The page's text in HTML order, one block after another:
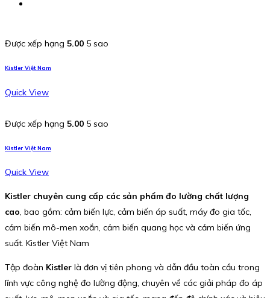
Được xếp hạng 5.00 5 sao
Kistler Việt Nam
Quick View
Được xếp hạng 5.00 5 sao
Kistler Việt Nam
Quick View
Kistler chuyên cung cấp các sản phẩm đo lường chất lượng
cao, bao gồm: cảm biến lực, cảm biến áp suất, máy đo gia tốc,
cảm biến mô-men xoắn, cảm biến quang học và cảm biến ứng
suất. Kistler Việt Nam
Tập đoàn Kistler là đơn vị tiên phong và dẫn đầu toàn cầu trong
lĩnh vực công nghệ đo lường động, chuyên về các giải pháp đo áp